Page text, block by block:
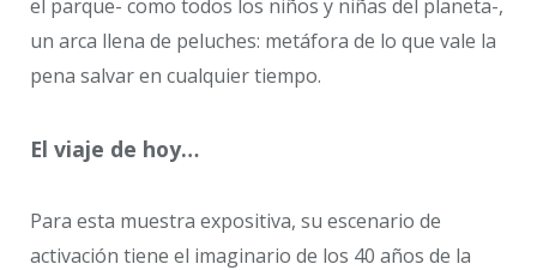
el parque- como todos los niños y niñas del planeta-,
un arca llena de peluches: metáfora de lo que vale la
pena salvar en cualquier tiempo.
El viaje de hoy…
Para esta muestra expositiva, su escenario de
activación tiene el imaginario de los 40 años de la